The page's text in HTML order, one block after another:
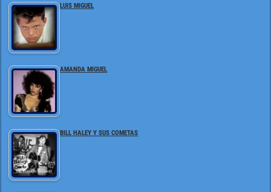
LUIS MIGUEL
AMANDA MIGUEL
BILL HALEY Y SUS COMETAS